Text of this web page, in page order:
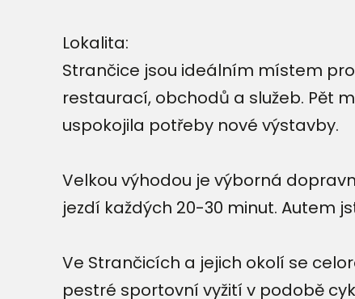
Lokalita:
Strančice jsou ideálním místem
restaurací, obchodů a služeb. Pět
uspokojila potřeby nové výstavby.
Velkou výhodou je výborná
jezdí každých 20-30 minut. Autem
Ve Strančicích a jejich okolí se
pestré sportovní vyžití v podobě